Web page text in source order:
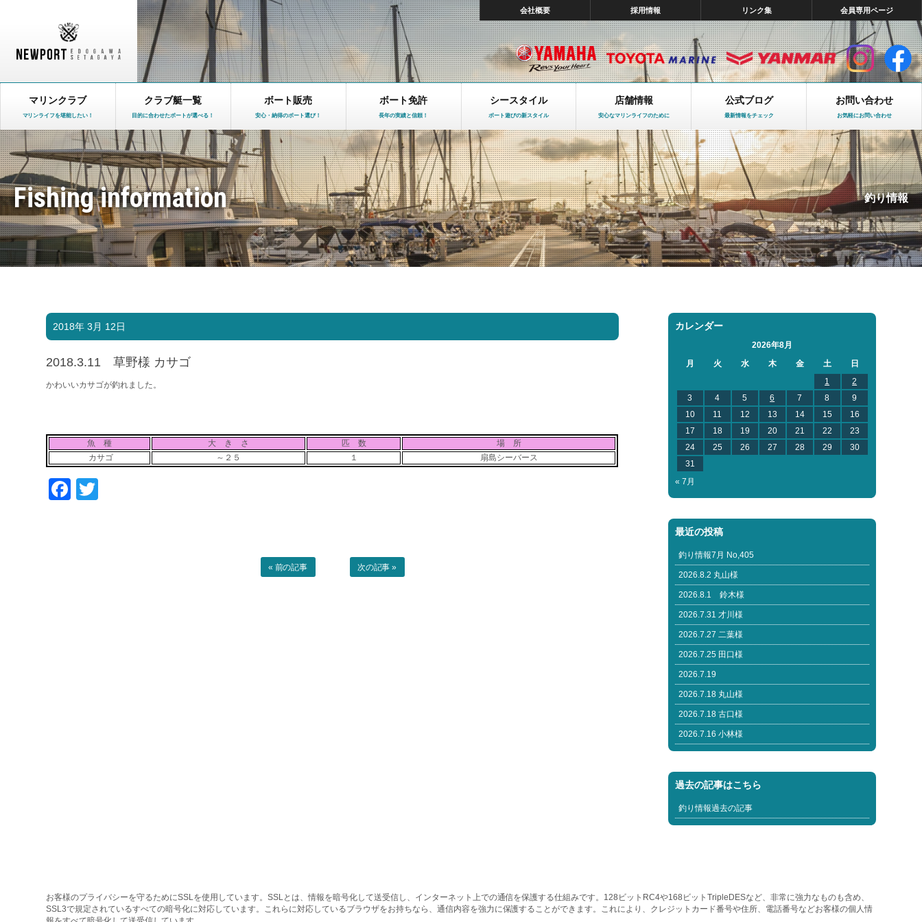
会社概要 採用情報 リンク集 会員専用ページ
マリンクラブ
マリンライフを堪能したい！
クラブ艇一覧
目的に合わせたボートが選べる！
ボート販売
安心・納得のボート選び！
ボート免許
長年の実績と信頼！
シースタイル
ボート遊びの新スタイル
店舗情報
安心なマリンライフのために
公式ブログ
最新情報をチェック
お問い合わせ
お気軽にお問い合わせ
Fishing information 釣り情報
2018年 3月 12日
2018.3.11 草野様 カサゴ
かわいいカサゴが釣れました。
魚 種 大 き さ 匹 数
場 所
カサゴ
～２５ １ 扇島シーバース
Facebook
« 前の記事 次の記事 »
カレンダー
2026年8月
月
火 水 木 金 土
日
1
2
3
4 5 6 7 8
9
10
11 12 13 14 15
16
17
18 19 20 21 22
23
24
25 26 27 28 29
30
31
« 7月
最近の投稿
釣り情報7月 No,405
2026.8.2 丸山様
2026.8.1 鈴木様
2026.7.31 才川様
2026.7.27 二葉様
2026.7.25 田口様
2026.7.19
2026.7.18 丸山様
2026.7.18 古口様
2026.7.16 小林様
過去の記事はこちら
釣り情報過去の記事
お客様のプライバシーを守るためにSSLを使用しています。SSLとは、情報を暗号化して送受信し、インターネット上での通信を保護する仕組みです。128ビットRC4や168ビットTripleDESなど、非常に強力なものも含め、
SSL3で規定されているすべての暗号化に対応しています。これらに対応しているブラウザをお持ちなら、通信内容を強力に保護することができます。これにより、クレジットカード番号や住所、電話番号などお客様の個人情